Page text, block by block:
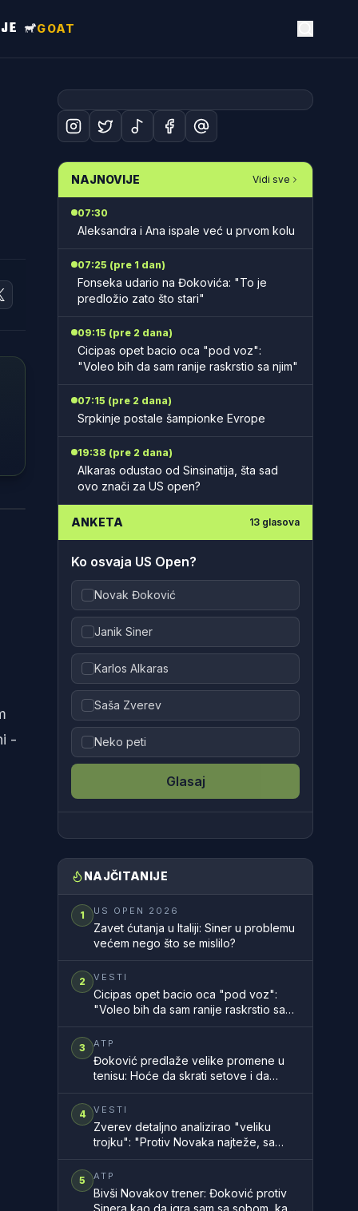
GOAT
-
NAJNOVIJE Vidi sve
07:30
Aleksandra i Ana ispale već u prvom kolu
07:25 (pre 1 dan)
Fonseka udario na Đokovića: "To je
predložio zato što stari"
09:15 (pre 2 dana)
Cicipas opet bacio oca "pod voz":
"Voleo bih da sam ranije raskrstio sa njim"
07:15 (pre 2 dana)
Srpkinje postale šampionke Evrope
19:38 (pre 2 dana)
Alkaras odustao od Sinsinatija, šta sad
ovo znači za US open?
ANKETA 13 glasova
Ko osvaja US Open?
Novak Đoković
Janik Siner
Karlos Alkaras
Saša Zverev
Neko peti
Glasaj
NAJČITANIJE
1 US OPEN 2026
Zavet ćutanja u Italiji: Siner u problemu
većem nego što se mislilo?
2 VESTI
Cicipas opet bacio oca "pod voz":
"Voleo bih da sam ranije raskrstio sa
3 ATP
Đoković predlaže velike promene u
tenisu: Hoće da skrati setove i da
4 VESTI
Zverev detaljno analizirao "veliku
trojku": "Protiv Novaka najteže, sa
5 ATP
Bivši Novakov trener: Đoković protiv
Sinera kao da igra sam sa sobom, kao